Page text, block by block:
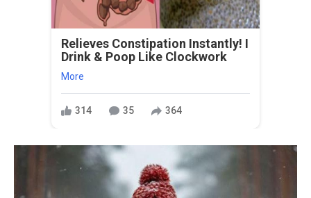
Relieves Constipation Instantly! I
Drink & Poop Like Clockwork
More
314 35 364